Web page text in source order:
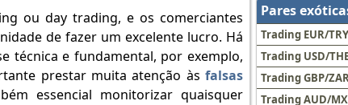
Pares
Trading EUR/TRY
Trading USD/
Trading GBP/
Trading AUD/
ou day trading, e os comerciantes
de fazer um excelente lucro. Há
técnica e fundamental, por exemplo,
prestar muita atenção às falsas
essencial monitorizar quaisquer